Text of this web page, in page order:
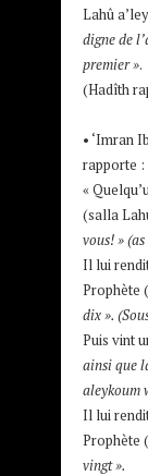
Lahû
digne de
premier ».
(Hadîth
• ‘Imran
rapporte :
«
(salla
vous! »
Il lui
Prophète
dix ».
Puis vint
ainsi que
aleykoum
Il lui
Prophète
vingt ».